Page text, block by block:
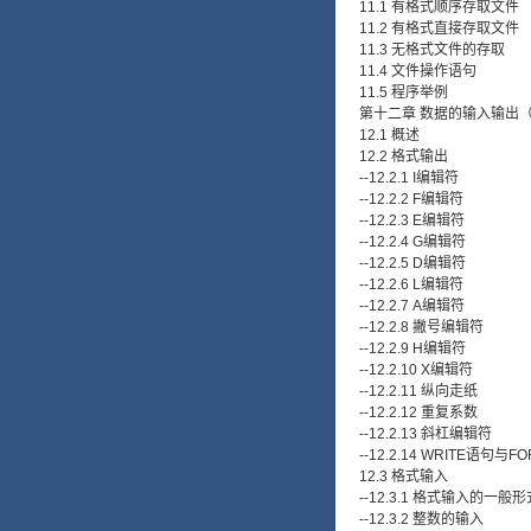
11.1 有格式顺序存取文件
11.2 有格式直接存取文件
11.3 无格式文件的存取
11.4 文件操作语句
11.5 程序举例
第十二章 数据的输入输出（
12.1 概述
12.2 格式输出
--12.2.1 I编辑符
--12.2.2 F编辑符
--12.2.3 E编辑符
--12.2.4 G编辑符
--12.2.5 D编辑符
--12.2.6 L编辑符
--12.2.7 A编辑符
--12.2.8 撇号编辑符
--12.2.9 H编辑符
--12.2.10 X编辑符
--12.2.11 纵向走纸
--12.2.12 重复系数
--12.2.13 斜杠编辑符
--12.2.14 WRITE语句与
12.3 格式输入
--12.3.1 格式输入的一般形
--12.3.2 整数的输入